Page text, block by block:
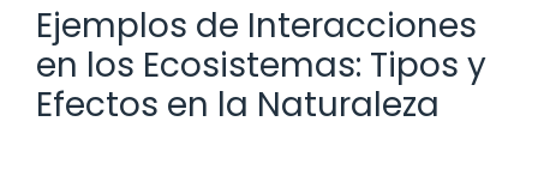
Ejemplos de Interacciones
en los Ecosistemas: Tipos y
Efectos en la Naturaleza